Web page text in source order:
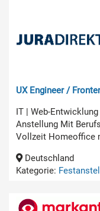
UX Engineer /
IT | Web-
Anstellung Mit
Vollzeit Homeoffice
Deutschland
Kategorie: